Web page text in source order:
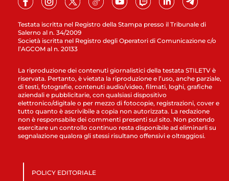
Testata iscritta nel Registro della Stampa presso il Tribunale di
Salerno al n. 34/2009
Società iscritta nel Registro degli Operatori di Comunicazione c/o
l’AGCOM al n. 20133
La riproduzione dei contenuti giornalistici della testata STILETV è
riservata. Pertanto, è vietata la riproduzione e l’uso, anche parziale,
di testi, fotografie, contenuti audio/video, filmati, loghi, grafiche
aziendali e pubblicitarie, con qualsiasi dispositivo
elettronico/digitale o per mezzo di fotocopie, registrazioni, cover e
tutto quanto è ascrivibile a copia non autorizzata. La redazione
non è responsabile dei commenti presenti sul sito. Non potendo
esercitare un controllo continuo resta disponibile ad eliminarli su
segnalazione qualora gli stessi risultano offensivi e oltraggiosi.
POLICY EDITORIALE